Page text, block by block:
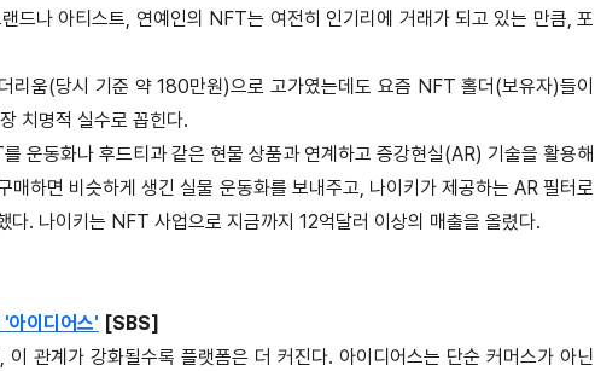
드나 아티스트, 연예인의 NFT는 여전히 인기리에 거래가 되고 있는 만큼, 포
리움(당시 기준 약 180만원)으로 고가였는데도 요즘 NFT 홀더(보유자)들이
치명적 실수로 꼽힌다.
운동화나 후드티과 같은 현물 상품과 연계하고 증강현실(AR) 기술을 활용해
하면 비슷하게 생긴 실물 운동화를 보내주고, 나이키가 제공하는 AR 필터로
. 나이키는 NFT 사업으로 지금까지 12억달러 이상의 매출을 올렸다.
'아이디어스' [SBS]
관계가 강화될수록 플랫폼은 더 커진다. 아이디어스는 단순 커머스가 아닌